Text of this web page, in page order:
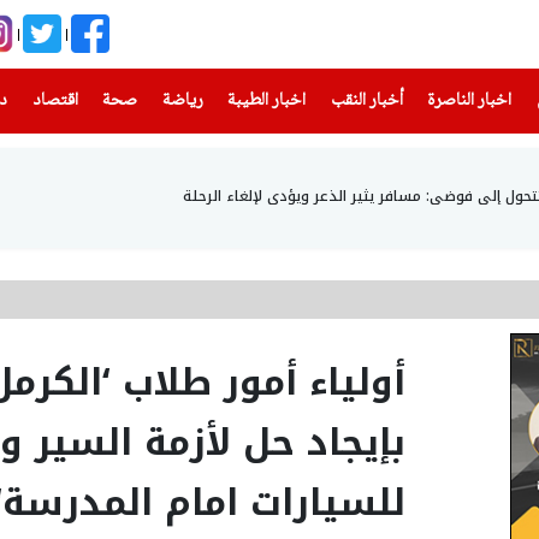
اخبار الناصرة
(current) أخبار النقب اخبار الطيبة(current) رياضة
(current) صحة(current) اقتصاد
إلى فوضى: مسافر يثير الذعر ويؤدى لإلغاء الرحلة
أولياء أمور طلاب
بإيجاد حل لأزمة
للسيارات امام